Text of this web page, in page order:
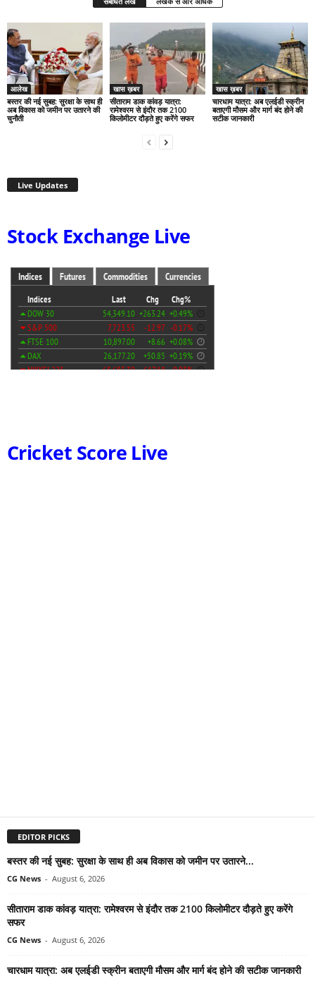
आलेख
बस्तर की नई सुबह: सुरक्षा के साथ ही
अब विकास को जमीन पर उतारने की
चुनौती
खास ख़बर
सीताराम डाक कांवड़ यात्रा:
रामेश्वरम से इंदौर तक 2100
किलोमीटर दौड़ते हुए करेंगे सफर
खास ख़बर
चारधाम यात्रा: अब एलईडी स्क्रीन
बताएगी मौसम और मार्ग बंद होने की
सटीक जानकारी
Live Updates
Stock Exchange Live
Cricket Score Live
EDITOR PICKS
बस्तर की नई सुबह: सुरक्षा के साथ ही अब विकास को जमीन पर उतारने...
CG News - August 6, 2026
सीताराम डाक कांवड़ यात्रा: रामेश्वरम से इंदौर तक 2100 किलोमीटर दौड़ते हुए करेंगे
सफर
CG News - August 6, 2026
चारधाम यात्रा: अब एलईडी स्क्रीन बताएगी मौसम और मार्ग बंद होने की सटीक जानकारी